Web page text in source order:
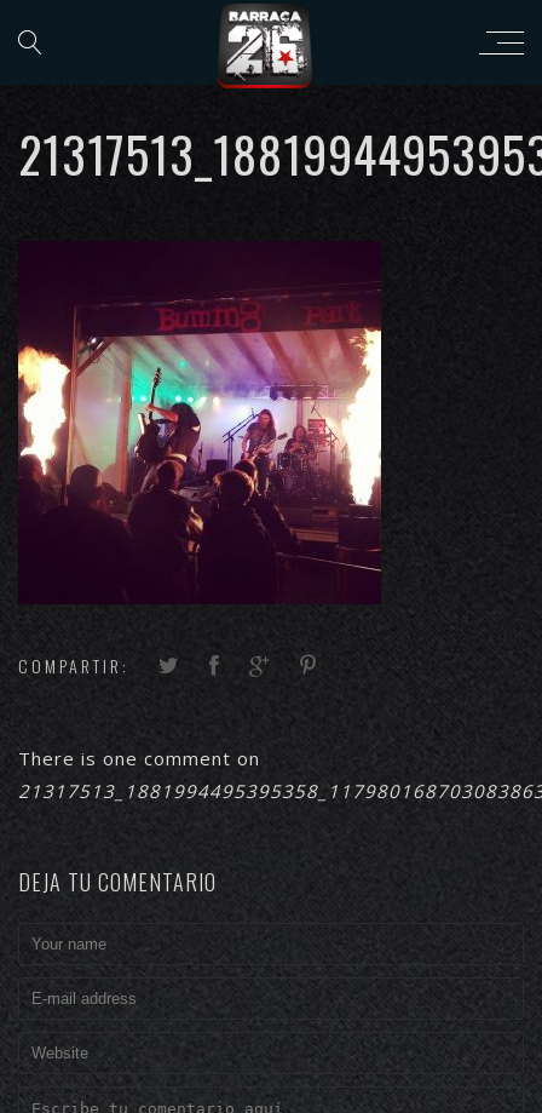
COMPARTIR:
There is one comment on
DEJA TU COMENTARIO